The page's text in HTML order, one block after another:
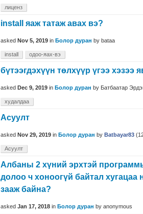
лиценз
install яаж татаж авах вэ?
asked Nov 5, 2019 in Болор дуран by bataa
install одоо-яах-вэ
бүтээгдэхүүн төлхүүр үгээ хэзээ
asked Dec 9, 2019 in Болор дуран by Батбаатар
худалдаа
Асуулт
asked Nov 29, 2019 in Болор дуран by Batbayar83 (
Асуулт
Албаны 2 хүний эрхтэй
долоо ч хоноогүй байтал хугацаа
зааж байна?
asked Jan 17, 2018 in Болор дуран by anonymous